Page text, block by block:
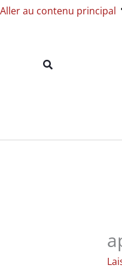
Aller au contenu principal
Aller
Rechercher